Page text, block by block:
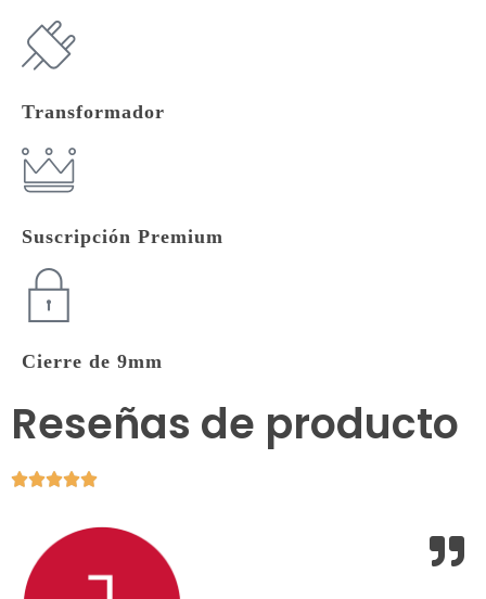
Transformador
Suscripción Premium
Cierre de 9mm
Reseñas de producto